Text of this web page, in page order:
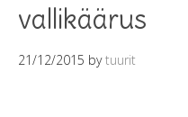
vallikäärus
21/12/2015 bytuurit